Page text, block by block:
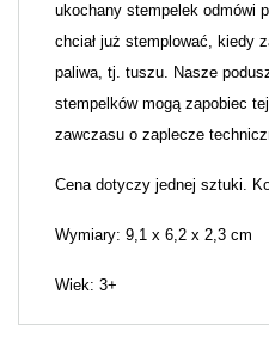
ukochany stempelek odmówi
chciał już stemplować, kiedy
paliwa, tj. tuszu. Nasze
stempelków mogą zapobiec
zawczasu o zaplecze
Cena dotyczy jednej sztuki.
Wymiary: 9,1 x 6,2 x 2,3 cm
Wiek: 3+